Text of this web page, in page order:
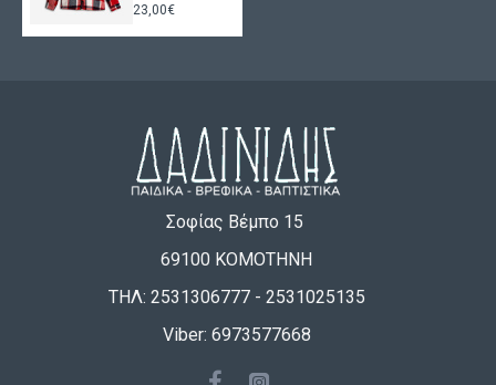
23,00€
Σοφίας Βέμπο 15
69100 ΚΟΜΟΤΗΝΗ
ΤΗΛ: 2531306777 - 2531025135
Viber: 6973577668